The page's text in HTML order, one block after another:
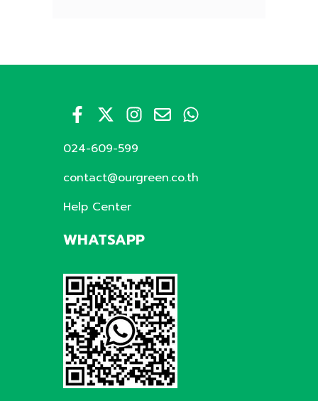
024-609-599
contact@ourgreen.co.th
Help Center
WHATSAPP